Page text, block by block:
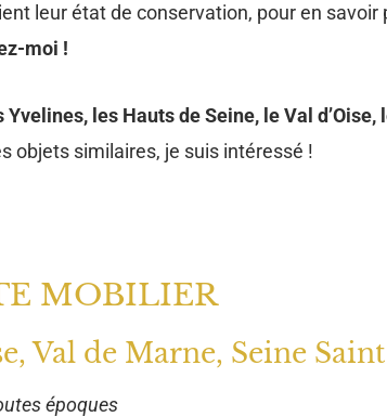
leur état de conservation, pour en savoir
moi !
Yvelines, les Hauts de Seine, le Val
objets similaires, je suis intéressé !
MOBILIER
Val de Marne, Seine
époques